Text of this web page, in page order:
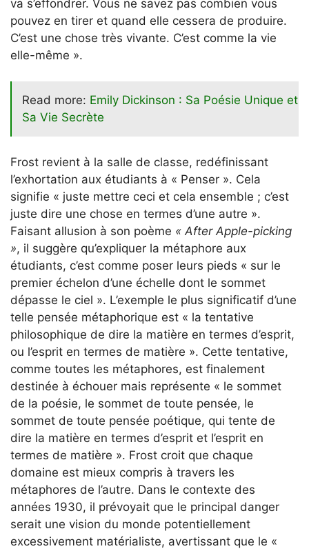
va s’effondrer. Vous ne savez pas combien vous
pouvez en tirer et quand elle cessera de produire.
C’est une chose très vivante. C’est comme la vie
elle-même ».
Read more: Emily Dickinson : Sa Poésie Unique et
Sa Vie Secrète
Frost revient à la salle de classe, redéfinissant
l’exhortation aux étudiants à « Penser ». Cela
signifie « juste mettre ceci et cela ensemble ; c’est
juste dire une chose en termes d’une autre ».
Faisant allusion à son poème « After Apple-picking
», il suggère qu’expliquer la métaphore aux
étudiants, c’est comme poser leurs pieds « sur le
premier échelon d’une échelle dont le sommet
dépasse le ciel ». L’exemple le plus significatif d’une
telle pensée métaphorique est « la tentative
philosophique de dire la matière en termes d’esprit,
ou l’esprit en termes de matière ». Cette tentative,
comme toutes les métaphores, est finalement
destinée à échouer mais représente « le sommet
de la poésie, le sommet de toute pensée, le
sommet de toute pensée poétique, qui tente de
dire la matière en termes d’esprit et l’esprit en
termes de matière ». Frost croit que chaque
domaine est mieux compris à travers les
métaphores de l’autre. Dans le contexte des
années 1930, il prévoyait que le principal danger
serait une vision du monde potentiellement
excessivement matérialiste, avertissant que le «